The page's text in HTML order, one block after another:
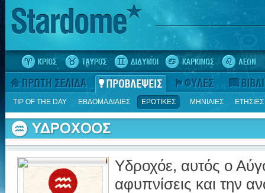
TIP OF THE DAY ΕΒΔΟΜΑΔΙΑΙΕΣ ΕΡΩΤΙΚΕΣ ΜΗΝΙΑΙΕΣ ΕΤΗΣΙΕΣ
Υδροχόε, αυτός ο
αφυπνίσεις και την